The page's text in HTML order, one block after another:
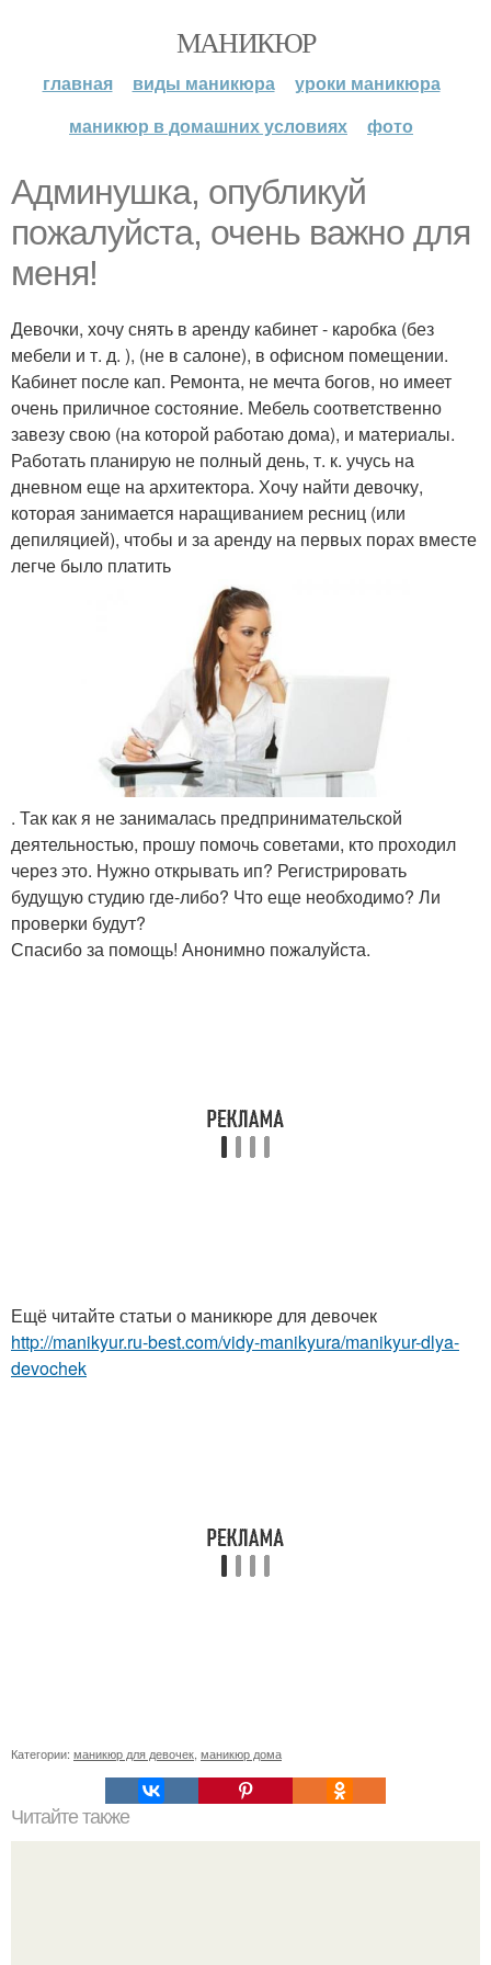
МАНИКЮР
главная виды маникюра
уроки маникюра
маникюр в домашних условиях
фото
Админушка, опубликуй
пожалуйста, очень важно для
меня!
Девочки, хочу снять в аренду кабинет - каробка (без
мебели и т. д. ), (не в салоне), в офисном помещении.
Кабинет после кап. Ремонта, не мечта богов, но имеет
очень приличное состояние. Мебель соответственно
завезу свою (на которой работаю дома), и материалы.
Работать планирую не полный день, т. к. учусь на
дневном еще на архитектора. Хочу найти девочку,
которая занимается наращиванием ресниц (или
депиляцией), чтобы и за аренду на первых порах вместе
легче было платить
. Так как я не занималась предпринимательской
деятельностью, прошу помочь советами, кто проходил
через это. Нужно открывать ип? Регистрировать
будущую студию где-либо? Что еще необходимо? Ли
проверки будут?
Спасибо за помощь! Анонимно пожалуйста.
Ещё читайте статьи о маникюре для девочек
http://manikyur.ru-best.com/vidy-manikyura/manikyur-dlya-
devochek
Категории: маникюр для девочек маникюр дома
Читайте также